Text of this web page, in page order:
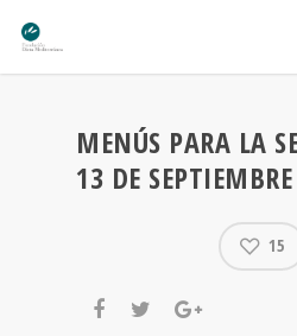
MENÚS PARA LA
13 DE
15